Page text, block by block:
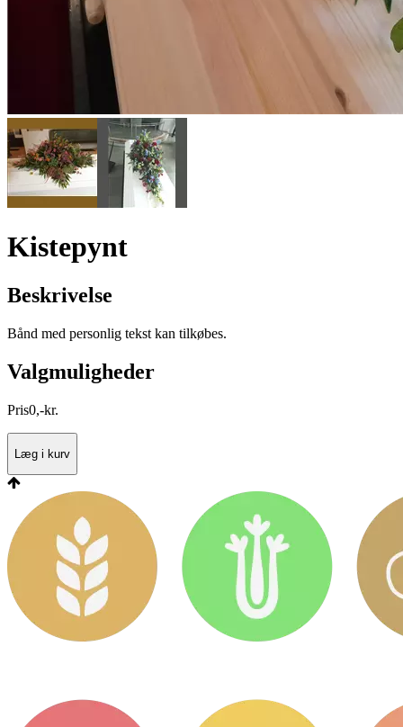
Kistepynt
Beskrivelse
Bånd med personlig tekst kan tilkøbes.
Valgmuligheder
Pris0,-kr.
Læg i kurv